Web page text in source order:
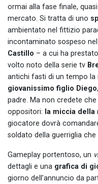
ormai alla fase finale,
mercato. Si tratta di uno
ambientato nel fittizio
incontaminato sospeso
Castillo – a cui ha
volto noto della serie tv
antichi fasti di un tempo la
giovanissimo figlio Diego
padre. Ma non credete
oppositori: la miccia
giocatore dovrà
soldato della guerriglia
Gameplay portentoso, un
dettagli e una grafica di
giorno dell’annuncio da